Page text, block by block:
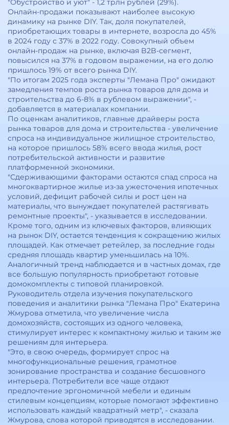
"Обустройство и уют" - 1,2 трлн рублей (29%).
Онлайн-продажи показывают наиболее высокую
динамику на рынке DIY. Так, доля покупателей,
приобретающих товары в интернете, возросла до 45%
в 2024 году с 37% в 2022 году. Совокупный объем
онлайн-продаж на рынке, включая B2B-сегмент,
повысился на 37% в годовом выражении, на его долю
пришлось 19% от всего рынка DIY.
"По итогам 2025 года эксперты "Лемана Про" ожидают
замедления темпов роста рынка товаров для дома и
строительства до 6-8% в рублевом выражении", -
добавляется в материалах компании.
По оценкам аналитиков, главные драйверы роста
рынка товаров для дома и строительства - увеличение
спроса на индивидуальное жилищное строительство,
на которое пришлось 58% всего ввода жилья, рост
потребительской активности и развитие
платформенной экономики.
"Сдерживающими факторами остаются спад спроса на
многоквартирное жилье из-за ужесточения ипотечных
условий, дефицит рабочей силы и рост цен на
материалы, что вынуждает покупателей растягивать
ремонтные проекты", - указывается в исследовании.
Кроме того, одним из ключевых факторов, влияющих
на рынок DIY, остается тенденция к сокращению жилых
площадей. Как отмечает ретейлер, за последние годы
средняя площадь квартир уменьшилась на 10%.
Аналогичный тренд наблюдается и в частных домах, где
все большую популярность приобретают готовые
домокомплекты с типовой планировкой.
Руководитель отдела изучения покупательского
поведения и аналитики рынка "Лемана Про" Екатерина
Жмурова отметила, что увеличение числа
домохозяйств, состоящих из одного человека,
стимулирует интерес к компактному жилью и таким же
решениям для интерьера.
"Это, в свою очередь, формирует спрос на
многофункциональные решения, грамотное
зонирование пространства и создание бесшовного
интерьера. Потребители все чаще отдают
предпочтение эргономичной мебели и единым
стилевым концепциям, которые помогают эффективно
использовать каждый квадратный метр", - сказала
Жмурова, слова которой приводятся в исследовании.